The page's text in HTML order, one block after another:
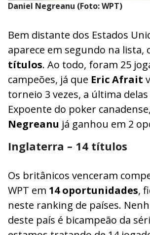
Daniel Negreanu (Foto: WPT)
Bem distante dos Estados
aparece em segundo na lista,
títulos. Ao todo, foram 25
campeões, já que Eric Afrait
torneio 3 vezes, a última delas
Expoente do poker canadense,
Negreanu já ganhou em 2
Inglaterra – 14 títulos
Os britânicos venceram
WPT em 14 oportunidades,
neste ranking de países.
deste país é bicampeão da